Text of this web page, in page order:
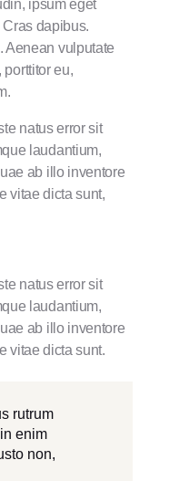
ipsum eget
dapibus.
Aenean vulputate
eu,
natus error sit
laudantium,
ab illo inventore
vitae dicta sunt,
natus error sit
laudantium,
ab illo inventore
vitae dicta sunt.
rutrum
enim
non,